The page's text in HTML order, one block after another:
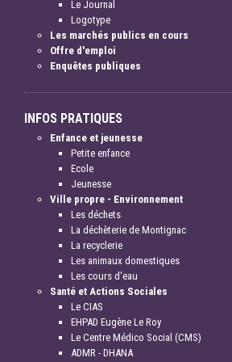
Le Journal
Logotype
Les marchés publics en cours
Offre d'emploi
Enquêtes publiques
INFOS PRATIQUES
Enfance et jeunesse
Petite enfance
Ecole
Jeunesse
Ville propre - Environnement
Les déchets
La déchèterie de Montignac
La recyclerie
Les animaux domestiques
Les cours d'eau
Santé et Actions Sociales
Le CIAS
EHPAD Eugène Le Roy
Le Centre Médico Social (CMS)
ADMR - DHANA